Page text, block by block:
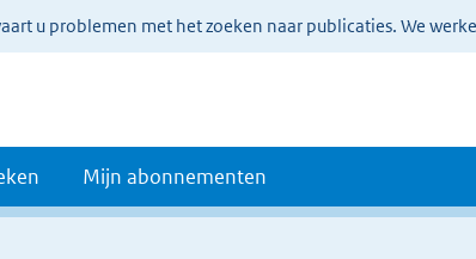
u problemen met het zoeken naar publicaties. We
Mijn abonnementen